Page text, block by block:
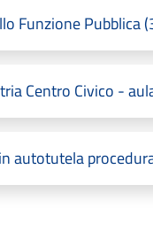
Funzione Pubblica
Centro Civico -
autotutela